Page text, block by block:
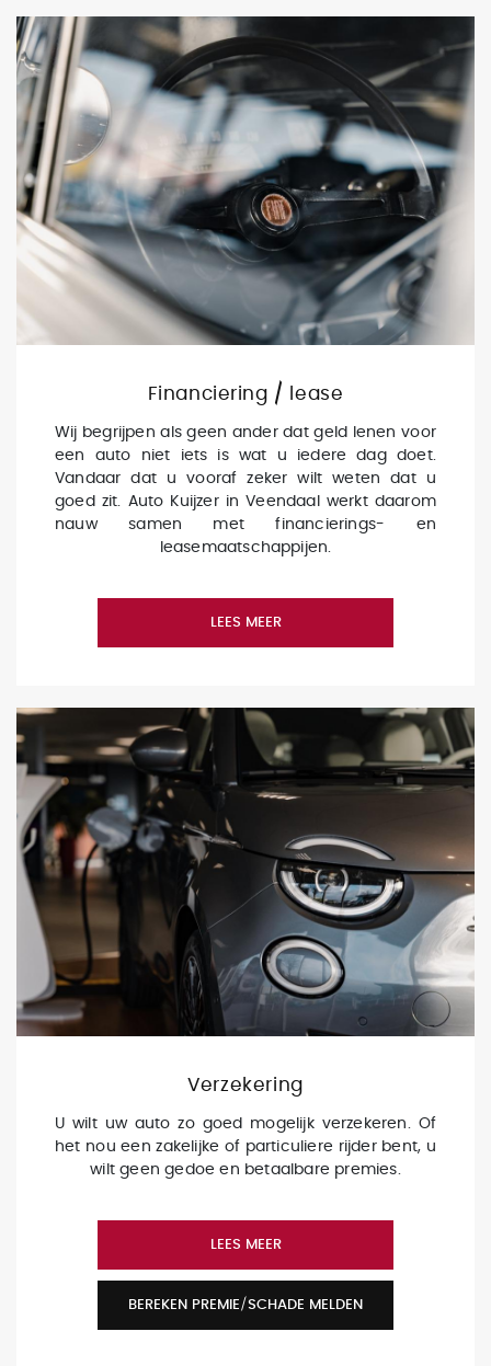
Financiering / lease
Wij begrijpen als geen ander dat geld lenen voor
een auto niet iets is wat u iedere dag doet.
Vandaar dat u vooraf zeker wilt weten dat u
goed zit. Auto Kuijzer in Veendaal werkt daarom
nauw samen met financierings- en
leasemaatschappijen.
LEES MEER
Verzekering
U wilt uw auto zo goed mogelijk verzekeren. Of
het nou een zakelijke of particuliere rijder bent, u
wilt geen gedoe en betaalbare premies.
LEES MEER
BEREKEN PREMIE/SCHADE MELDEN